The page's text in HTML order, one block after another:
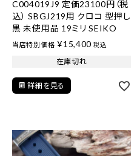
C004019J9 定価23100円（税
込） SBGJ219用 クロコ 型押し
黒 未使用品 19ミリ SEIKO
当店特別価格 ¥15,400 税込
在庫切れ
詳細を見る